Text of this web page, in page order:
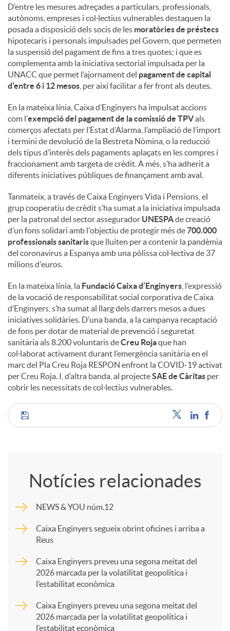
D’entre les mesures adreçades a particulars, professionals,
autònoms, empreses i col·lectius vulnerables destaquen la
posada a disposició dels socis de les moratòries de préstecs
hipotecaris i personals impulsades pel Govern, que permeten
la suspensió del pagament de fins a tres quotes; i que es
complementa amb la iniciativa sectorial impulsada per la
UNACC que permet l’ajornament del pagament de capital
d’entre 6 i 12 mesos , per així facilitar a fer front als deutes.
En la mateixa línia, Caixa d’Enginyers ha impulsat accions
com l’exempció del pagament de la comissió de TPVals
comerços afectats per l’Estat d’Alarma, l’ampliació de l’import
i termini de devolució de la Bestreta Nòmina, o la reducció
dels tipus d’interès dels pagaments aplaçats en les compres i
fraccionament amb targeta de crèdit. A més, s’ha adherit a
diferents iniciatives públiques de finançament amb aval.
Tanmateix, a través de Caixa Enginyers Vida i Pensions, el
grup cooperatiu de crèdit s’ha sumat a la iniciativa impulsada
per la patronal del sector assegurador UNESPAde creació
d’un fons solidari amb l'objectiu de protegir més de700.000
professionals sanitarisque lluiten per a contenir la pandèmia
del coronavirus a Espanya amb una pòlissa col·lectiva de 37
milions d'euros.
En la mateixa línia, la Fundació Caixa d’Enginyers , l’expressió
de la vocació de responsabilitat social corporativa de Caixa
d’Enginyers, s’ha sumat al llarg dels darrers mesos a dues
iniciatives solidàries. D’una banda, a la campanya recaptació
de fons per dotar de material de prevenció i seguretat
sanitària als 8.200 voluntaris deCreu Rojaque han
col·laborat activament durant l’emergència sanitària en el
marc del Pla Creu Roja RESPON enfront la COVID-19 activat
per Creu Roja. I, d’altra banda, al projecteSAE de Càritas per
cobrir les necessitats de col·lectius vulnerables.
C
m
p
a
Notícies relacionades
NEWS & YOU núm.12
Caixa Enginyers segueix obrint oficines i arriba a
Reus
Caixa Enginyers preveu una segona meitat del
2026 marcada per la volatilitat geopolítica i
l’estabilitat econòmica
Caixa Enginyers preveu una segona meitat del
2026 marcada per la volatilitat geopolítica i
l’estabilitat econòmica